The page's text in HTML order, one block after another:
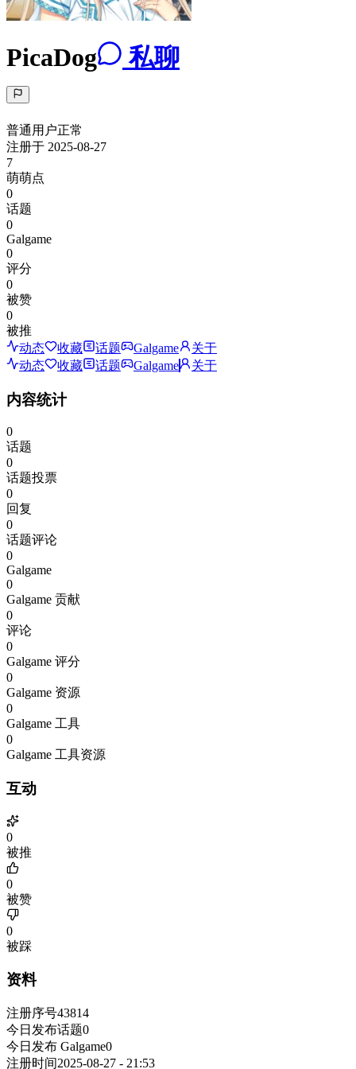
PicaDog 私聊
普通用户正常
注册于 2025-08-27
7
萌萌点
0
话题
0
Galgame
0
评分
0
被赞
0
被推
动态
收藏 话题 Galgame
关于
动态
收藏 话题 Galgame 关于
内容统计
0
话题
0
话题投票
0
回复
0
话题评论
0
Galgame
0
Galgame 贡献
0
评论
0
Galgame 评分
0
Galgame 资源
0
Galgame 工具
0
Galgame 工具资源
互动
0
被推
0
被赞
0
被踩
资料
注册序号43814
今日发布话题0
今日发布 Galgame0
注册时间2025-08-27 - 21:53